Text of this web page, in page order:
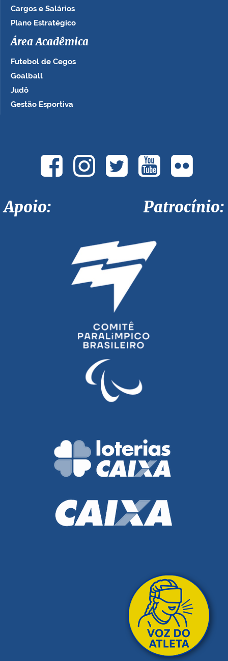
Cargos e Salários
Plano Estratégico
Área Acadêmica
Futebol de Cegos
Goalball
Judô
Gestão Esportiva
Apoio: Patrocínio: